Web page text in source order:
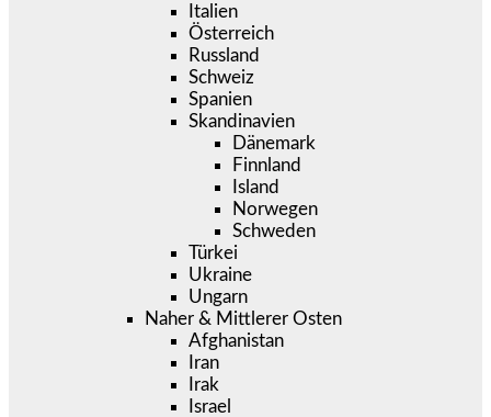
Italien
Österreich
Russland
Schweiz
Spanien
Skandinavien
Dänemark
Finnland
Island
Norwegen
Schweden
Türkei
Ukraine
Ungarn
Naher & Mittlerer Osten
Afghanistan
Iran
Irak
Israel